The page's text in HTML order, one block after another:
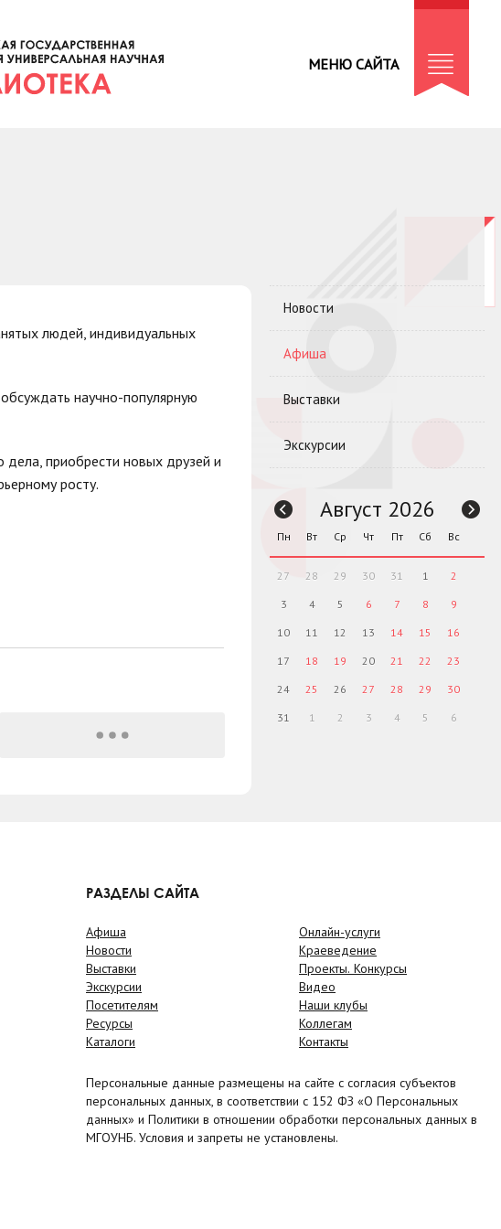
МЕНЮ САЙТА
людей, индивидуальных
научно-популярную
приобрести новых друзей и
росту.
Новости
Афиша
Выставки
Экскурсии
Август 2026
Пн Вт Ср Чт Пт Сб Вс
27 28 29 30 31 1 2
3 4 5 6 7 8 9
10 11 12 13 14 15 16
17 18 19 20 21 22 23
24 25 26 27 28 29 30
31 1 2 3 4 5 6
РАЗДЕЛЫ САЙТА
Афиша
Новости
Выставки
Экскурсии
Посетителям
Ресурсы
Каталоги
Онлайн-услуги
Краеведение
Проекты. Конкурсы
Видео
Наши клубы
Коллегам
Контакты
Персональные данные размещены на сайте с согласия субъектов
персональных данных, в соответствии с 152 ФЗ «О Персональных
данных» и Политики в отношении обработки персональных данных в
МГОУНБ. Условия и запреты не установлены.